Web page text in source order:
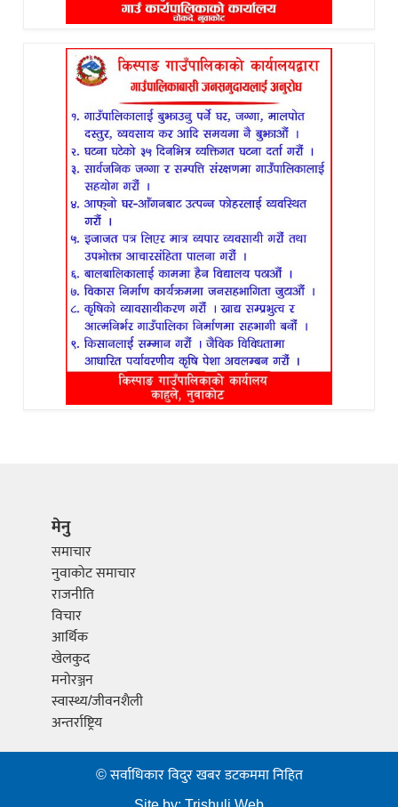
मेनु
समाचार
नुवाकोट समाचार
राजनीति
विचार
आर्थिक
खेलकुद
मनोरञ्जन
स्वास्थ्य/जीवनशैली
अन्तर्राष्ट्रिय
© सर्वाधिकार विदुर खबर डटकममा निहित